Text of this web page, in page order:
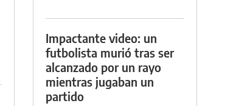
Impactante video: un
futbolista murió tras ser
alcanzado por un rayo
mientras jugaban un
partido